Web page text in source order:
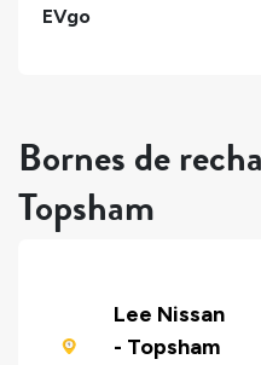
EVgo
Bornes de
Topsham
Lee Nissan
- Topsham